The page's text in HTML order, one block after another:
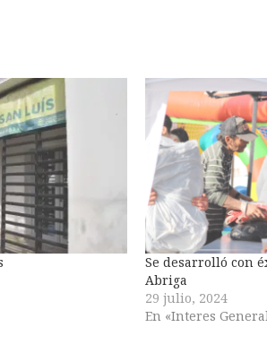
Se desarrolló con
Abriga
29 julio, 2024
En «Interes